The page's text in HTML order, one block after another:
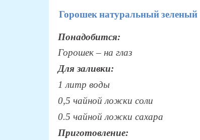
Горошек натуральный зеленый
Понадобится:
Горошек – на глаз
Для заливки:
1 литр воды
0,5 чайной ложки соли
0.5 чайной ложки сахара
Приготовление: